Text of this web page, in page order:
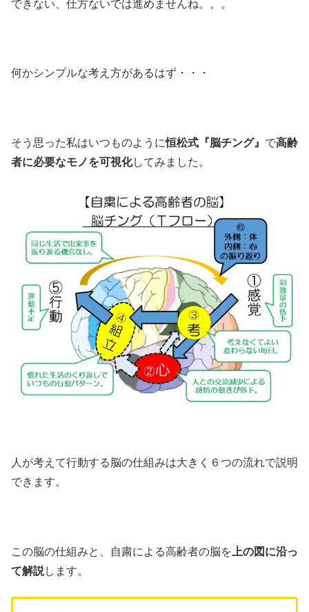
できない、仕方ないでは進めませんね。。。
何かシンプルな考え方があるはず・・・
そう思った私はいつものように恒松式『脳チング』 で高齢
者に必要なモノを可視化してみました。
人が考えて行動する脳の仕組みは大きく６つの流れで説明
できます。
この脳の仕組みと、自粛による高齢者の脳を 上の図に沿っ
て解説します。